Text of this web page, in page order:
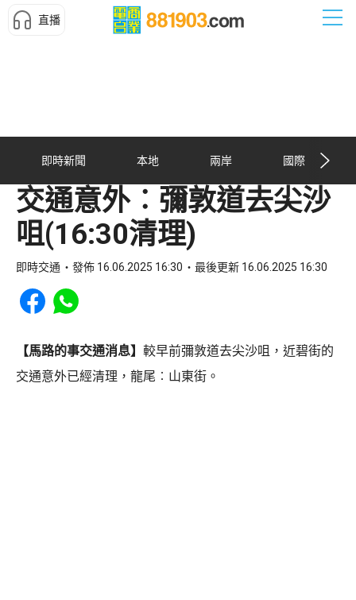
直播
即時新聞 本地 兩岸 國際
交通意外︰彌敦道去尖沙
咀(16:30清理)
即時交通 發佈 16.06.2025 16:30 最後更新 16.06.2025 16:30
Share to Facebook
Share to WhatsApp
【馬路的事交通消息】 較早前彌敦道去尖沙咀，近碧街的
交通意外已經清理，龍尾︰山東街。